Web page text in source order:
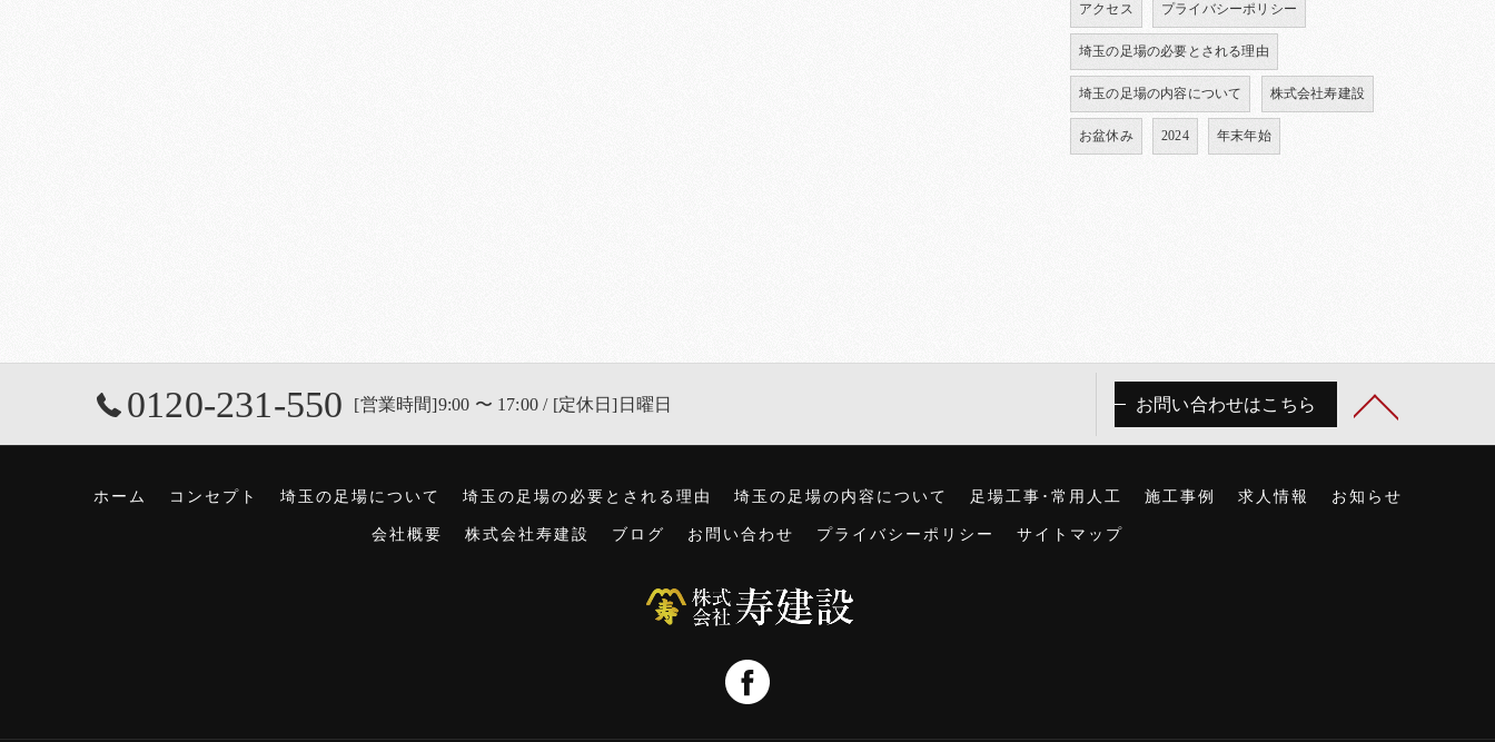
アクセス プライバシーポリシー
埼玉の足場の必要とされる理由
埼玉の足場の内容について 株式会社寿建設
お盆休み 2024 年末年始
0120-231-550 [営業時間]9:00 〜 17:00 / [定休日]日曜日 お問い合わせはこちら
ホーム コンセプト 埼玉の足場について 埼玉の足場の必要とされる理由 埼玉の足場の内容について 足場工事･常用人工 施工事例 求人情報 お知らせ
会社概要 株式会社寿建設 ブログ お問い合わせ プライバシーポリシー サイトマップ